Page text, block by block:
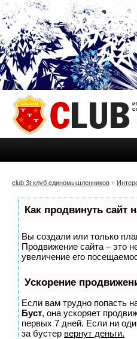
club 3t клуб единомышленников »
Как продвинуть сайт
Вы создали или только
Продвижение сайта – это
увеличение его
Ускорение
Если вам трудно попасть
Буст, она ускоряет
первых 7 дней. Если ни
за бустер вернут деньги.